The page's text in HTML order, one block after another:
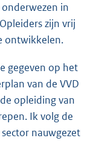
in
zijn vrij
ontwikkelen.
gegeven op het
van de VVD
opleiding van
Ik volg de
nauwgezet